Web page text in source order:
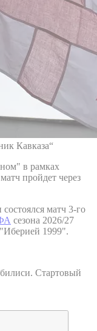
Кавказа“
в рамках
пройдет через
матч 3-го
сезона 2026/27
1999".
Стартовый